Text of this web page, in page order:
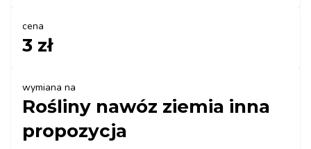
cena
3 zł
wymiana na
Rośliny nawóz ziemia inna
propozycja